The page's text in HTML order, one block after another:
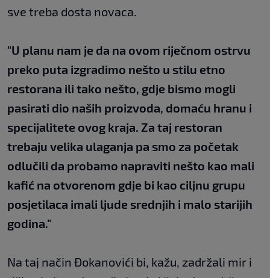
sve treba dosta novaca.
"U planu nam je da na ovom riječnom ostrvu
preko puta izgradimo nešto u stilu etno
restorana ili tako nešto, gdje bismo mogli
pasirati dio naših proizvoda, domaću hranu i
specijalitete ovog kraja. Za taj restoran
trebaju velika ulaganja pa smo za početak
odlučili da probamo napraviti nešto kao mali
kafić na otvorenom gdje bi kao ciljnu grupu
posjetilaca imali ljude srednjih i malo starijih
godina."
Na taj način Đokanovići bi, kažu, zadržali mir i